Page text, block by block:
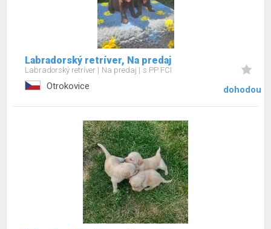
Labradorský retríver, Na predaj
Labradorský retríver Na predaj s PP FCI
Otrokovice dohodou